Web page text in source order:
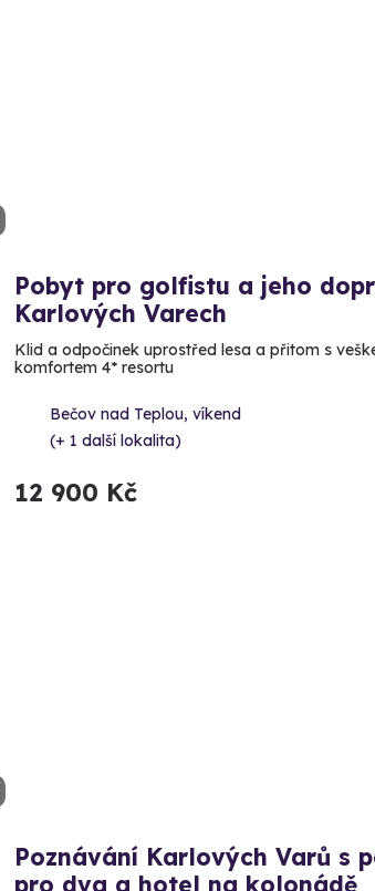
Pobyt pro golfistu a jeho
Karlových Varech
Klid a odpočinek uprostřed lesa a přitom s
komfortem 4* resortu
Bečov nad Teplou, víkend
(+ 1 další lokalita)
12 900 Kč
Poznávání Karlových Varů s
pro dva a hotel na kolonádě